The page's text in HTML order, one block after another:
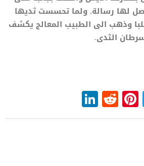
لها رسالة, ولما تحسست ثديها
وذهب الى الطبيب المعالج يكشف
الثدى.
Twitter
Pinterest
Reddit